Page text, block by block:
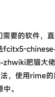
要的软件，
肥猫大
，使用rime
。